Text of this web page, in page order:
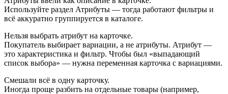
Используйте раздел Атрибуты — тогда работают фильтры и
всё аккуратно группируется в каталоге.
Нельзя выбрать атрибут на карточке.
Покупатель выбирает вариации, а не атрибуты. Атрибут —
это характеристика и фильтр. Чтобы был «выпадающий
список выбора» — нужна переменная карточка с вариациями.
Смешали всё в одну карточку.
Иногда проще разбить на отдельные товары (например,